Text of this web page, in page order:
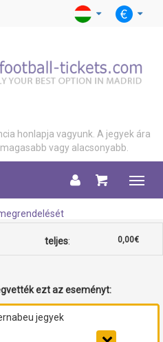
honlapja vagyunk. A jegyek ára
vagy alacsonyabb.
Menu
teljes: 0,00€
ezt az eseményt:
jegyek